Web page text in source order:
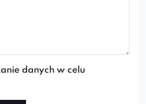
danych w celu